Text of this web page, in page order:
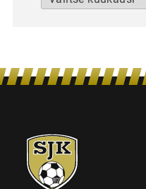
SJK-
juniorit